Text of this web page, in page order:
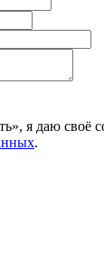
я даю своё
.